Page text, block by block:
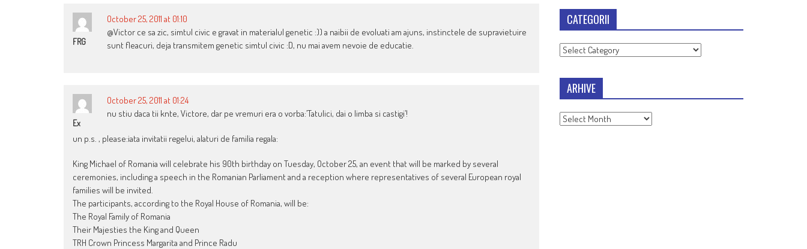
FRG
October 25, 2011 at 01:10
@Victor ce sa zic, simtul civic e gravat in materialul genetic :)) a naibii de evoluati am ajuns, instinctele de supravietuire
sunt fleacuri, deja transmitem genetic simtul civic :D, nu mai avem nevoie de educatie.
Ex
October 25, 2011 at 01:24
nu stiu daca tii knte, Victore, dar pe vremuri era o vorba:’Tatulici, dai o limba si castigi’!
un p.s. , please:iata invitatii regelui, alaturi de familia regala:
King Michael of Romania will celebrate his 90th birthday on Tuesday, October 25, an event that will be marked by several
ceremonies, including a speech in the Romanian Parliament and a reception where representatives of several European royal
families will be invited.
The participants, according to the Royal House of Romania, will be:
The Royal Family of Romania
Their Majesties the King and Queen
TRH Crown Princess Margarita and Prince Radu
CATEGORII
Categorii
ARHIVE
Arhive